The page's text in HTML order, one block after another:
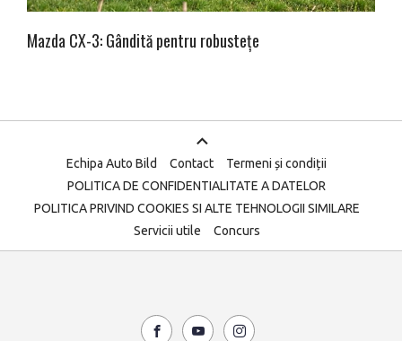
Mazda CX-3: Gândită pentru robustețe
Echipa Auto Bild Contact
Termeni și condiții
POLITICA DE CONFIDENTIALITATE A DATELOR
POLITICA PRIVIND COOKIES SI ALTE TEHNOLOGII SIMILARE
Servicii utile
Concurs